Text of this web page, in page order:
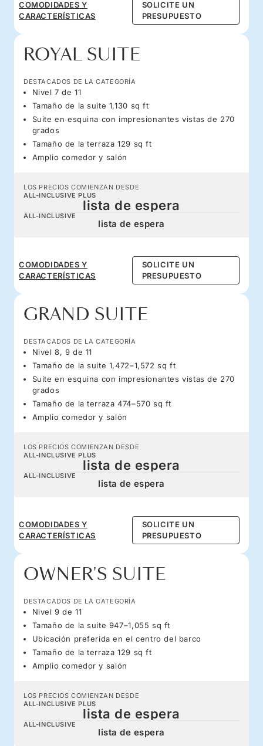
COMODIDADES Y
CARACTERÍSTICAS
SOLICITE UN
PRESUPUESTO
ROYAL SUITE
DESTACADOS DE LA CATEGORÍA
Nivel 7 de 11
Tamaño de la suite 1,130 sq ft
Suite en esquina con impresionantes vistas de 270
grados
Tamaño de la terraza 129 sq ft
Amplio comedor y salón
LOS PRECIOS COMIENZAN DESDE
ALL-INCLUSIVE PLUS
lista de espera
ALL-INCLUSIVE
lista de espera
COMODIDADES Y
CARACTERÍSTICAS
SOLICITE UN
PRESUPUESTO
GRAND SUITE
DESTACADOS DE LA CATEGORÍA
Nivel 8, 9 de 11
Tamaño de la suite 1,472–1,572 sq ft
Suite en esquina con impresionantes vistas de 270
grados
Tamaño de la terraza 474–570 sq ft
Amplio comedor y salón
LOS PRECIOS COMIENZAN DESDE
ALL-INCLUSIVE PLUS
lista de espera
ALL-INCLUSIVE
lista de espera
COMODIDADES Y
CARACTERÍSTICAS
SOLICITE UN
PRESUPUESTO
OWNER'S SUITE
DESTACADOS DE LA CATEGORÍA
Nivel 9 de 11
Tamaño de la suite 947–1,055 sq ft
Ubicación preferida en el centro del barco
Tamaño de la terraza 129 sq ft
Amplio comedor y salón
LOS PRECIOS COMIENZAN DESDE
ALL-INCLUSIVE PLUS
lista de espera
ALL-INCLUSIVE
lista de espera